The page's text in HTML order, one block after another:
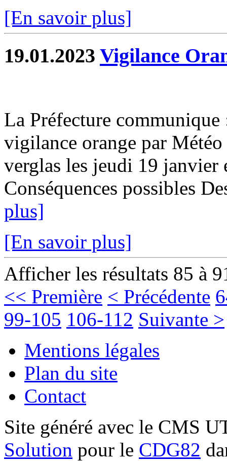
[En savoir plus]
19.01.2023 Vigilance
La Préfecture communique
vigilance orange par
verglas les jeudi 19
Conséquences possibles
plus]
[En savoir plus]
Afficher les résultats 85 à
<< Première < Précédente
99-105 106-112 Suivante >
Mentions légales
Plan du site
Contact
Site généré avec le CMS
Solution pour le CDG82